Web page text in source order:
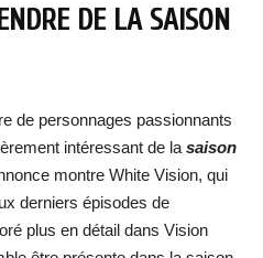
DE LA SAISON
de personnages passionnants
intéressant de la saison
montre White Vision, qui
derniers épisodes de
plus en détail dans Vision